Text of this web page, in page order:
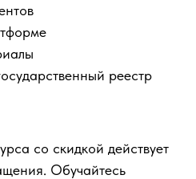
реестр
со скидкой действует
Обучайтесь